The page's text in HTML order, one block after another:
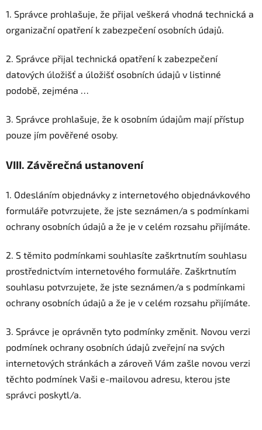
1. Správce prohlašuje, že přijal veškerá vhodná technická a
organizační opatření k zabezpečení osobních údajů.
2. Správce přijal technická opatření k zabezpečení
datových úložišť a úložišť osobních údajů v listinné
podobě, zejména …
3. Správce prohlašuje, že k osobním údajům mají přístup
pouze jím pověřené osoby.
VIII. Závěrečná ustanovení
1. Odesláním objednávky z internetového objednávkového
formuláře potvrzujete, že jste seznámen/a s podmínkami
ochrany osobních údajů a že je v celém rozsahu přijímáte.
2. S těmito podmínkami souhlasíte zaškrtnutím souhlasu
prostřednictvím internetového formuláře. Zaškrtnutím
souhlasu potvrzujete, že jste seznámen/a s podmínkami
ochrany osobních údajů a že je v celém rozsahu přijímáte.
3. Správce je oprávněn tyto podmínky změnit. Novou verzi
podmínek ochrany osobních údajů zveřejní na svých
internetových stránkách a zároveň Vám zašle novou verzi
těchto podmínek Vaši e-mailovou adresu, kterou jste
správci poskytl/a.